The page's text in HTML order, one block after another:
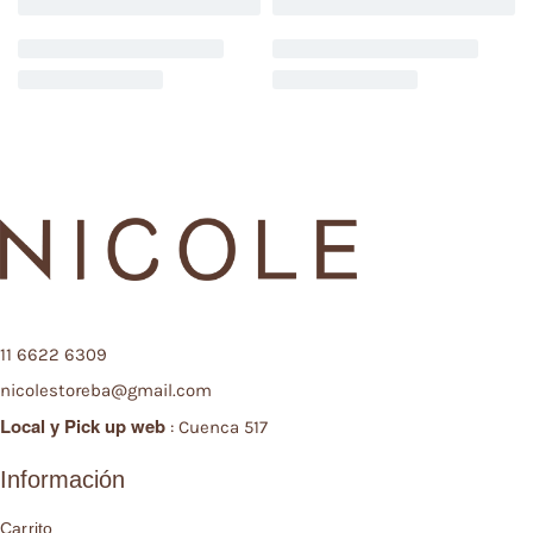
11 6622 6309
nicolestoreba@gmail.com
Local y Pick up web : Cuenca 517
Información
Carrito